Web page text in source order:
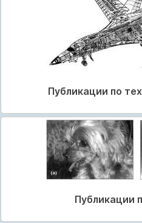
Публикации по
Публикации